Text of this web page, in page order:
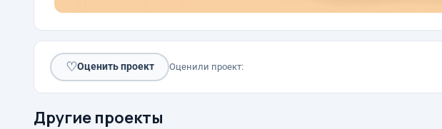
♡Оценить проект Оценили проект:
Другие проекты